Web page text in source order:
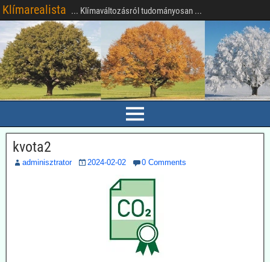
Klímarealista ... Klímaváltozásról tudományosan ...
kvota2
adminisztrator 2024-02-02 0 Comments